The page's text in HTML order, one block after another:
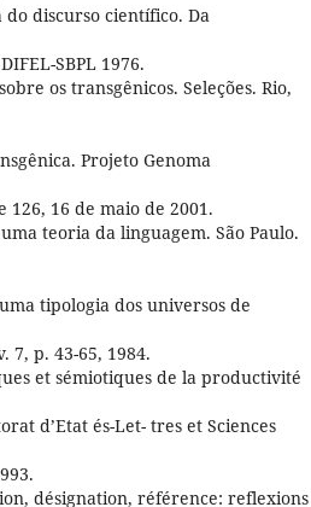
do discurso científico. Da
SBPL 1976.
os transgênicos. Seleções. Rio,
Projeto Genoma
126, 16 de maio de 2001.
teoria da linguagem. São Paulo.
tipologia dos universos de
7, p. 43-65, 1984.
et sémiotiques de la productivité
d’Etat és-Let- tres et Sciences
désignation, référence: reflexions